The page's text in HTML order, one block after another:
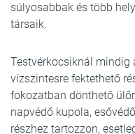
súlyosabbak és több
társaik.
Testvérkocsiknál mindig
vízszintesre fektethető
fokozatban dönthető
napvédő kupola,
részhez tartozzon,